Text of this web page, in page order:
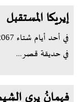
إيريكا المستقبل
في حديقة قصر...
فهمانُ يرى